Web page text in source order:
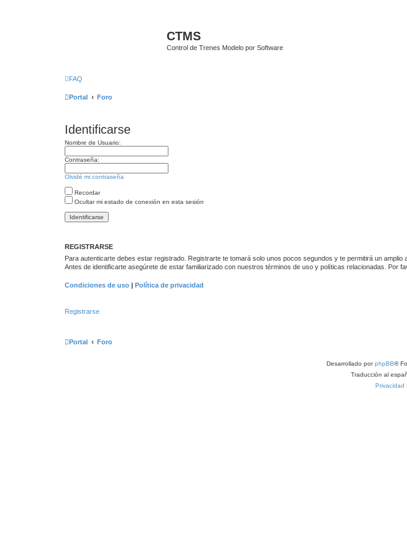
CTMS
Control de Trenes Modelo por Software
FAQ
Portal Foro
Identificarse
Nombre de Usuario:
Contraseña:
Olvidé mi contraseña
Recordar
Ocultar mi estado de conexión en esta sesión
REGISTRARSE
Para autenticarte debes estar registrado. Registrarte te tomará solo unos pocos segundos y te permitirá un
Antes de identificarte asegúrete de estar familiarizado con nuestros términos de uso y políticas relacionadas. Por
Condiciones de uso | Política de privacidad
Registrarse
Portal Foro
Desarrollado porphpBB®
Traducción al
Privacidad